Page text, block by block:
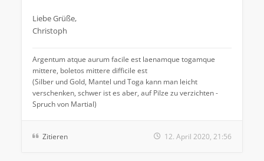
Liebe Grüße,
Christoph
Argentum atque aurum facile est laenamque togamque
mittere, boletos mittere difficile est
(Silber und Gold, Mantel und Toga kann man leicht
verschenken, schwer ist es aber, auf Pilze zu verzichten -
Spruch von Martial)
Zitieren 12. April 2020, 21:56